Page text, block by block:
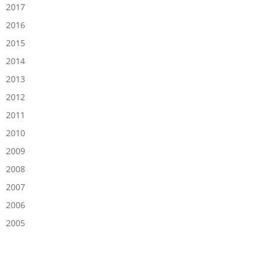
2017
2016
2015
2014
2013
2012
2011
2010
2009
2008
2007
2006
2005